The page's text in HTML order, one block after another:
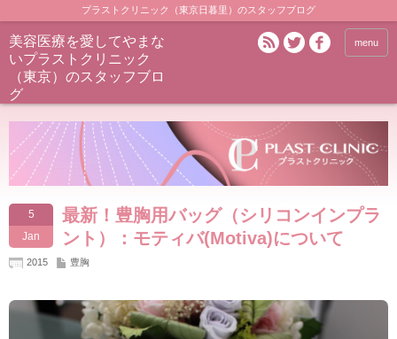
プラストクリニック（東京日暮里）のスタッフブログ
美容医療を愛してやまな
いプラストクリニック
（東京）のスタッフブロ
グ
menu
5
Jan
最新！豊胸用バッグ（シリコンインプラ
ント）：モティバ(Motiva)について
2015 豊胸